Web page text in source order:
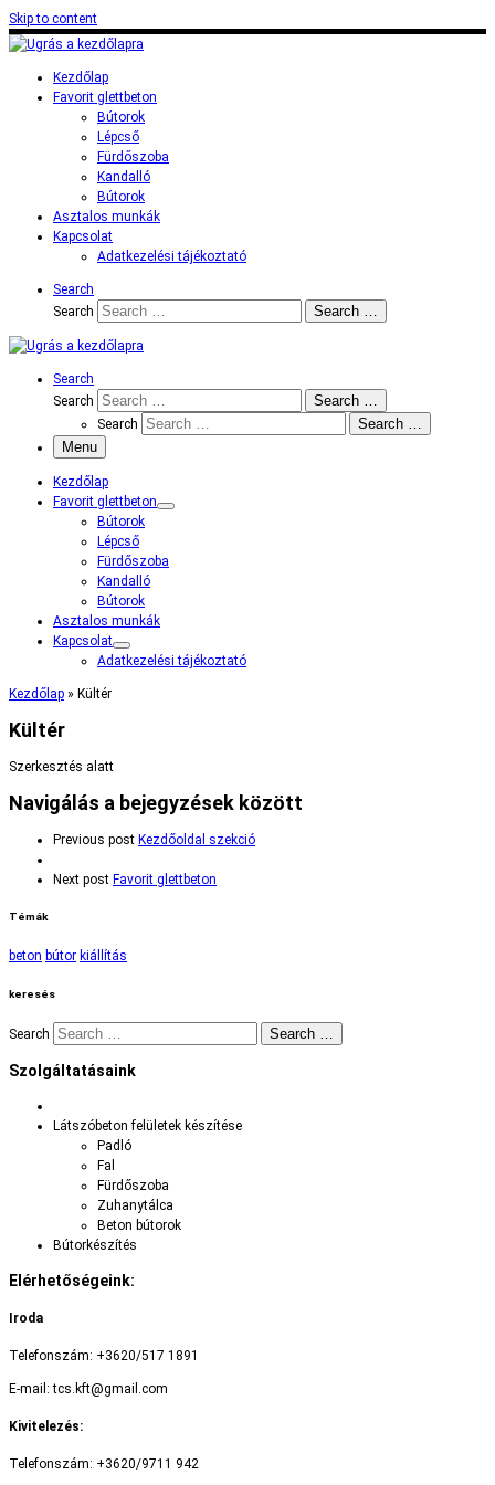
Skip to content
Kezdőlap
Favorit glettbeton
Bútorok
Lépcső
Fürdőszoba
Kandalló
Bútorok
Asztalos munkák
Kapcsolat
Adatkezelési tájékoztató
Search
Search
Search …
Search
Search
Search …
Search
Search …
Menu
Kezdőlap
Favorit glettbeton
Bútorok
Lépcső
Fürdőszoba
Kandalló
Bútorok
Asztalos munkák
Kapcsolat
Adatkezelési tájékoztató
Kezdőlap » Kültér
Kültér
Szerkesztés alatt
Navigálás a bejegyzések között
Previous post Kezdőoldal szekció
Next post Favorit glettbeton
Témák
beton bútor kiállítás
keresés
Search Search …
Szolgáltatásaink
Látszóbeton felületek készítése
Padló
Fal
Fürdőszoba
Zuhanytálca
Beton bútorok
Bútorkészítés
Elérhetőségeink:
Iroda
Telefonszám: +3620/517 1891
E-mail: tcs.kft@gmail.com
Kivitelezés:
Telefonszám: +3620/9711 942